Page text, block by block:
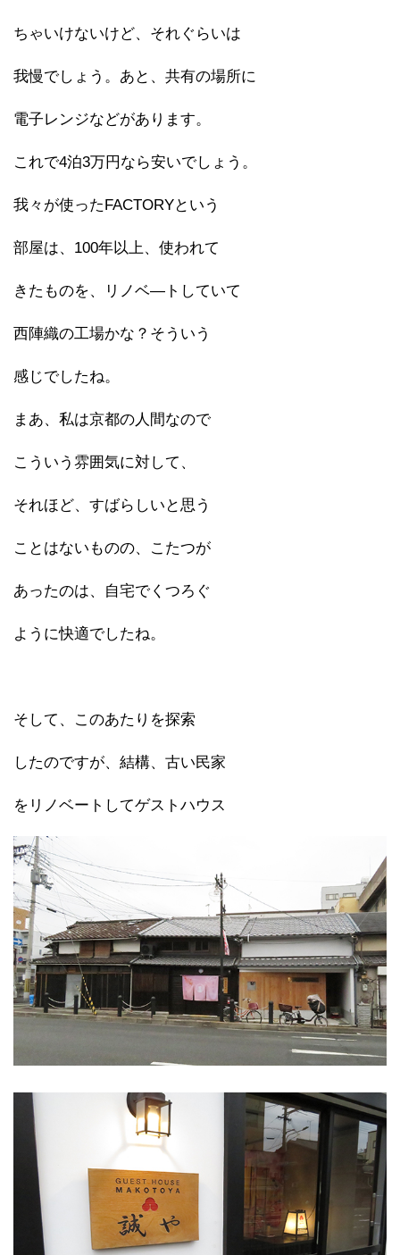
ちゃいけないけど、それぐらいは
我慢でしょう。あと、共有の場所に
電子レンジなどがあります。
これで4泊3万円なら安いでしょう。
我々が使ったFACTORYという
部屋は、100年以上、使われて
きたものを、リノベ―トしていて
西陣織の工場かな？そういう
感じでしたね。
まあ、私は京都の人間なので
こういう雰囲気に対して、
それほど、すばらしいと思う
ことはないものの、こたつが
あったのは、自宅でくつろぐ
ように快適でしたね。
そして、このあたりを探索
したのですが、結構、古い民家
をリノベートしてゲストハウス